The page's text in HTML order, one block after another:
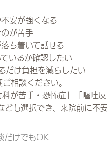
安が強くなる
が苦手
ち着いて話せる
いるか確認したい
だけ負担を減らしたい
相談ください。
が苦手・恐怖症」「嘔吐反
ども選択でき、来院前に不
だけでもOK